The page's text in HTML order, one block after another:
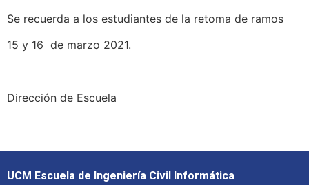
Se recuerda a los estudiantes de la retoma de ramos
15 y 16 de marzo 2021.
Dirección de Escuela
UCM Escuela de Ingeniería Civil Informática